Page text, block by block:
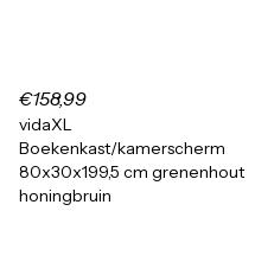
€158,99
vidaXL
Boekenkast/kamerscherm
80x30x199,5 cm grenenhout
honingbruin